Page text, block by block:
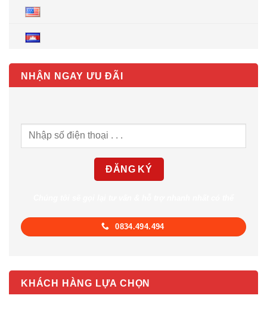
NHẬN NGAY ƯU ĐÃI
0834.494.494
KHÁCH HÀNG LỰA CHỌN